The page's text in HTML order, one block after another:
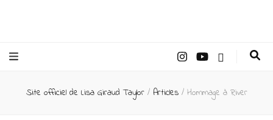
Taylor –
Site officiel de Lisa Giraud Taylor / Articles / Hommage à River